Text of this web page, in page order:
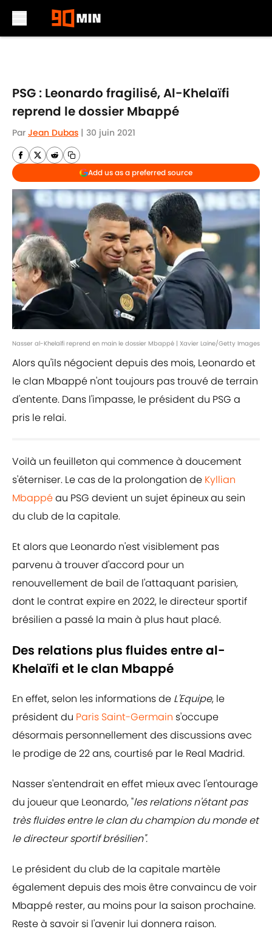
PSG : Leonardo fragilisé, Al-Khelaïfi
reprend le dossier Mbappé
Par Jean Dubas | 30 juin 2021
Add us as a preferred source
Nasser al-Khelaïfi reprend en main le dossier Mbappé | Xavier Laine/Getty Images
Alors qu'ils négocient depuis des mois, Leonardo et
le clan Mbappé n'ont toujours pas trouvé de terrain
d'entente. Dans l'impasse, le président du PSG a
pris le relai.
Voilà un feuilleton qui commence à doucement
s'éterniser. Le cas de la prolongation de Kyllian
Mbappéau PSG devient un sujet épineux au sein
du club de la capitale.
Et alors que Leonardo n'est visiblement pas
parvenu à trouver d'accord pour un
renouvellement de bail de l'attaquant parisien,
dont le contrat expire en 2022, le directeur sportif
brésilien a passé la main à plus haut placé.
Des relations plus fluides entre al-
Khelaïfi et le clan Mbappé
En effet, selon les informations de L'Equipe, le
président du Paris Saint-Germain s'occupe
désormais personnellement des discussions avec
le prodige de 22 ans, courtisé par le Real Madrid.
Nasser s'entendrait en effet mieux avec l'entourage
du joueur que Leonardo, "les relations n'étant pas
très fluides entre le clan du champion du monde et
le directeur sportif brésilien".
Le président du club de la capitale martèle
également depuis des mois être convaincu de voir
Mbappé rester, au moins pour la saison prochaine.
Reste à savoir si l'avenir lui donnera raison.